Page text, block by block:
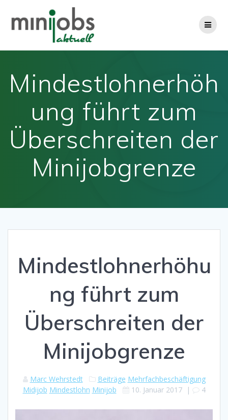
Mindestlohnerhöh
ung führt zum
Überschreiten der
Minijobgrenze
Mindestlohnerhöhu
ng führt zum
Überschreiten der
Minijobgrenze
Marc Wehrstedt Beiträge Mehrfachbeschäftigung
Midijob Mindestlohn Minijob 10. Januar 2017| 4